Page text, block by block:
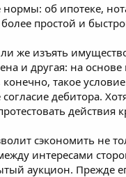
нормы: об ипотеке,
простой и
же изъять
и другая: на
такое
дебитора.
действия
сэкономить не
интересами
аукцион. Прежде